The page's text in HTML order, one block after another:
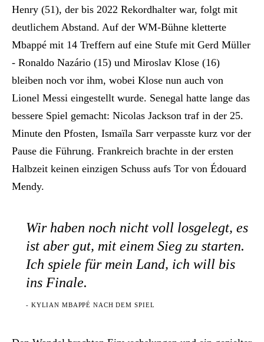
Henry (51), der bis 2022 Rekordhalter war, folgt mit
deutlichem Abstand. Auf der WM-Bühne kletterte
Mbappé mit 14 Treffern auf eine Stufe mit Gerd Müller
- Ronaldo Nazário (15) und Miroslav Klose (16)
bleiben noch vor ihm, wobei Klose nun auch von
Lionel Messi eingestellt wurde. Senegal hatte lange das
bessere Spiel gemacht: Nicolas Jackson traf in der 25.
Minute den Pfosten, Ismaïla Sarr verpasste kurz vor der
Pause die Führung. Frankreich brachte in der ersten
Halbzeit keinen einzigen Schuss aufs Tor von Édouard
Mendy.
Wir haben noch nicht voll losgelegt, es
ist aber gut, mit einem Sieg zu starten.
Ich spiele für mein Land, ich will bis
ins Finale.
- KYLIAN MBAPPÉ NACH DEM SPIEL